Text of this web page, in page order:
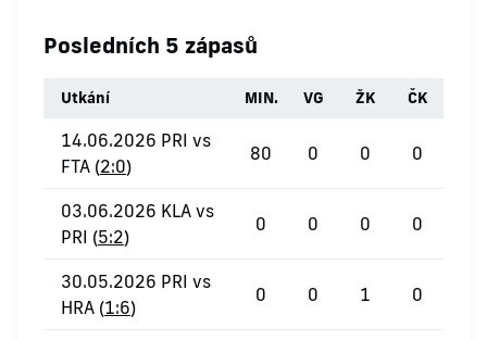
Posledních 5 zápasů
Utkání MIN. VG ŽK ČK
14.06.2026 PRI vs
FTA (2:0)
80 0 0 0
03.06.2026 KLA vs
PRI (5:2)
0 0 0 0
30.05.2026 PRI vs
HRA (1:6)
0 0 1 0